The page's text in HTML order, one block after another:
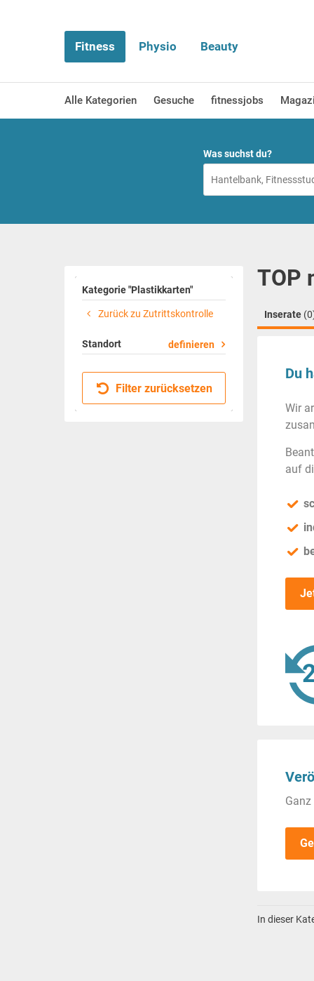
Fitness Physio Beauty
Alle Kategorien Gesuche fitnessjobs
Was suchst du?
Kategorie "Plastikkarten"
Zurück zu Zutrittskontrolle
Standort definieren
Filter zurücksetzen
TOP
Inserate
Du
Wir
auf
In dieser